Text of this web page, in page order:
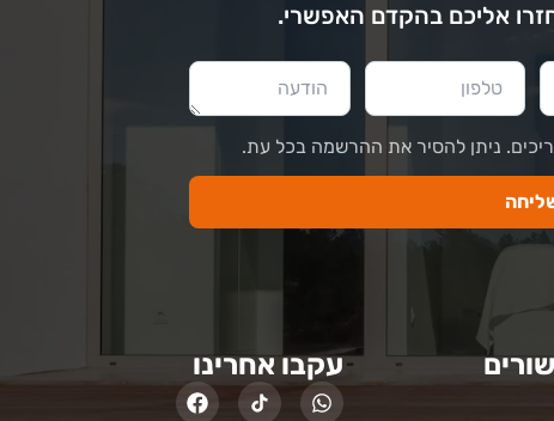
אליכם בהקדם האפשרי.
ניתן להסיר את ההרשמה בכל עת.
עקבו אחרינו